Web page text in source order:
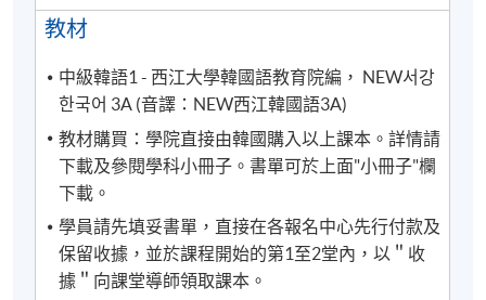
教材
中級韓語1 - 西江大學韓國語教育院編， NEW서강
한국어 3A (音譯：NEW西江韓國語3A)
教材購買：學院直接由韓國購入以上課本。詳情請
下載及參閱學科小冊子。書單可於上面"小冊子"欄
下載。
學員請先填妥書單，直接在各報名中心先行付款及
保留收據，並於課程開始的第1至2堂內，以＂收
據＂向課堂導師領取課本。